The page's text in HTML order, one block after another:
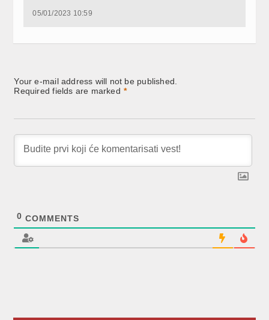
05/01/2023 10:59
Your e-mail address will not be published.
Required fields are marked *
0 COMMENTS